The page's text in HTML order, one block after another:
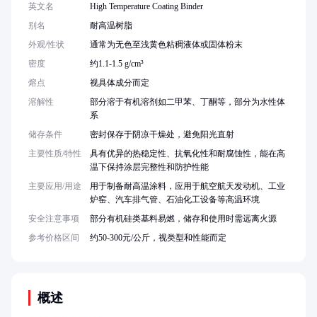
概述
英文名
High Temperature Coating Binder
别名
耐高温树脂
外观/性状
通常为无色至浅黄色粘稠液体或固体粉末
密度
约1.1-1.5 g/cm³
熔点
视具体成分而定
溶解性
部分溶于有机溶剂如二甲苯、丁酮等，部分为水性体
系
储存条件
密封保存于阴凉干燥处，避免阳光直射
主要性质/特性
具有优异的热稳定性、抗氧化性和耐腐蚀性，能在高
温下保持涂层完整性和防护性能
主要应用/用途
用于制备耐高温涂料，应用于航空航天发动机、工业
炉窑、汽车排气管、石油化工设备等高温环境
安全注意事项
部分有机硅类基料易燃，储存和使用时需远离火源
参考价格区间
约50-300元/公斤，视类型和性能而定